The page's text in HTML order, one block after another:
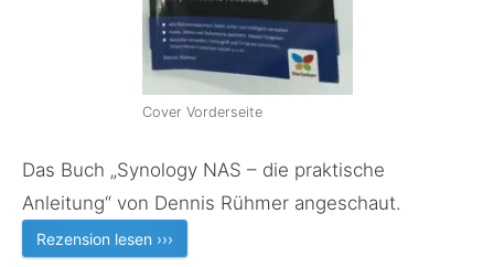
Cover Vorderseite
Das Buch „Synology NAS – die praktische
Anleitung“ von Dennis Rühmer angeschaut.
Rezension lesen ›››